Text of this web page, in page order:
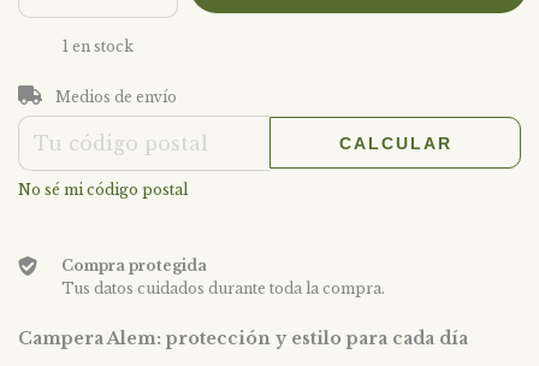
1 en stock
Entregas para el CP:
Medios de envío
CALCULAR
No sé mi código postal
Compra protegida
Tus datos cuidados durante toda la compra.
Campera Alem: protección y estilo para cada día